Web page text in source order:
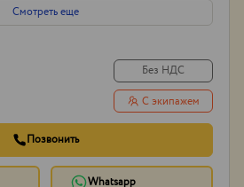
Смотреть еще
Без НДС
С экипажем
Позвонить
Whatsapp